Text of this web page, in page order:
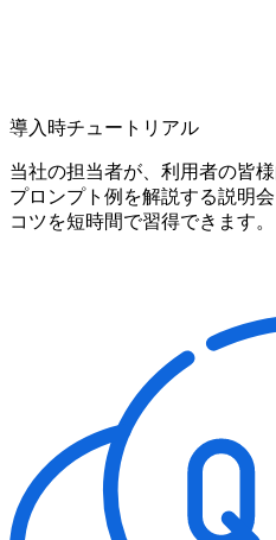
導入時チュートリアル
当社の担当者が、 利用者の皆様
プロンプト例を解説する説明
コツを短時間で習得できます。